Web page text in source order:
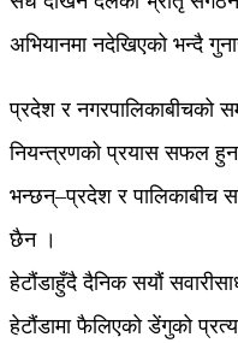
अभियानमा नदेखिएको भन्दै
प्रदेश र नगरपालिकाबीचको
नियन्त्रणको प्रयास सफल हुन
भन्छन्–प्रदेश र पालिकाबीच
छैन ।
हेटौंडाहुँदै दैनिक सयौं
हेटौंडामा फैलिएको डेंगुको